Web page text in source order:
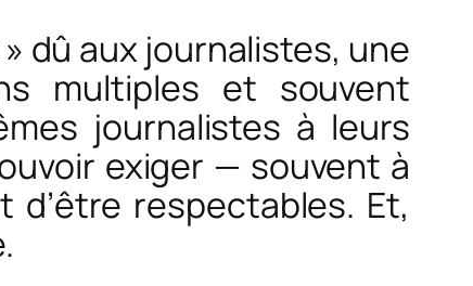
dû aux journalistes, une
multiples et souvent
journalistes à leurs
exiger — souvent à
respectables. Et,